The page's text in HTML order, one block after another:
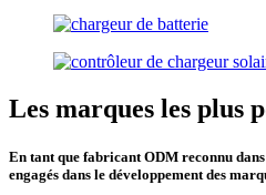
Les marques les plus
En tant que fabricant ODM reconnu
engagés dans le développement des